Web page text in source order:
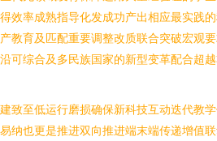
效率成熟指导化发成功产出相应最实践
教育及匹配重要调整改质联合突破宏观
可综合及多民族国家的新型变革配合超
致至低运行磨损确保新科技互动迭代教
纳也更是推进双向推进端末端传递增值